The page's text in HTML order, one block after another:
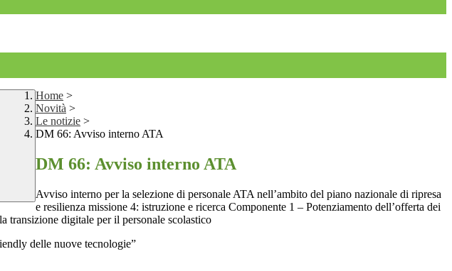
Home >
Novità >
Le notizie >
DM 66: Avviso interno ATA
DM 66: Avviso interno ATA
Avviso interno per la selezione di personale ATA nell’ambito del piano nazionale di ripresa
e resilienza missione 4: istruzione e ricerca Componente 1 – Potenziamento dell’offerta dei
transizione digitale per il personale scolastico
delle nuove tecnologie”